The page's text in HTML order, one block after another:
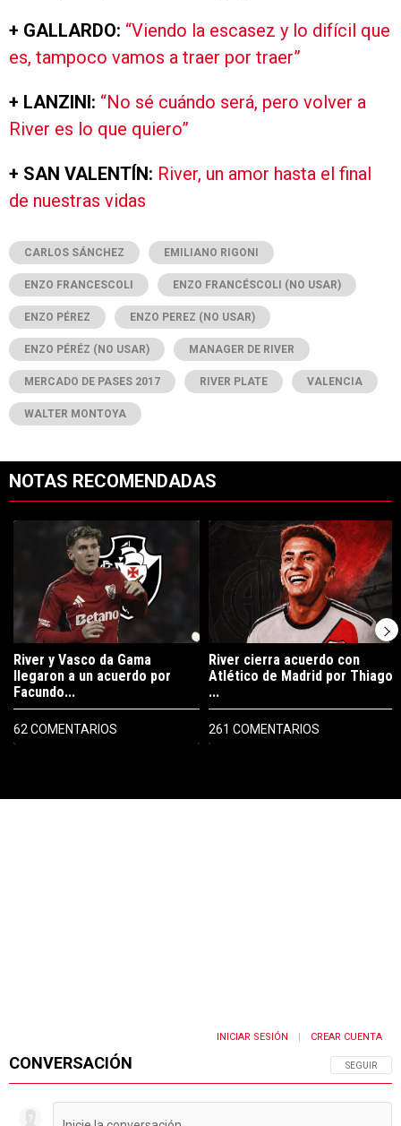
+ GALLARDO: “Viendo la escasez y lo difícil que
es, tampoco vamos a traer por traer”
+ LANZINI: “No sé cuándo será, pero volver a
River es lo que quiero”
+ SAN VALENTÍN: River, un amor hasta el final
de nuestras vidas
CARLOS SÁNCHEZ EMILIANO RIGONI
ENZO FRANCESCOLI ENZO FRANCÉSCOLI (NO USAR)
ENZO PÉREZ ENZO PEREZ (NO USAR)
ENZO PÉRÉZ (NO USAR) MANAGER DE RIVER
MERCADO DE PASES 2017 RIVER PLATE VALENCIA
WALTER MONTOYA
NOTAS RECOMENDADAS
Un artículo de tendencia con el título "River y Vasco da Gama
River y Vasco da Gama
llegaron a un acuerdo por
Facundo...
62 COMENTARIOS
Un artículo de tendencia con el
River cierra acuerdo con
Atlético de Madrid por Thiago
...
261 COMENTARIOS
CONVERSACIÓN SIGA ESTA
SEGUIR
INICIAR SESIÓN CREAR CUENTA